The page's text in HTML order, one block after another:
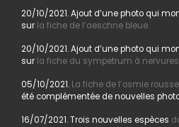
20/10/2021. Ajout d’une photo qui
sur la fiche de l’aeschne bleue.
20/10/2021. Ajout d’une photo qui
sur la fiche du sympetrum à
05/10/2021. La fiche de l’osmie rousse
été complémentée de nouvelles
16/07/2021. Trois nouvelles espèces